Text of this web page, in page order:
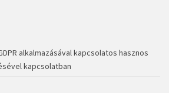
alkalmazásával kapcsolatos hasznos
kapcsolatban